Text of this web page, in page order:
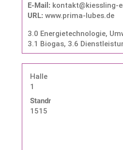
E-Mail: kontakt@kiessling-
URL: www.prima-lubes.de
3.0 Energietechnologie,
3.1 Biogas, 3.6
Halle
1
Standnummer:
1515